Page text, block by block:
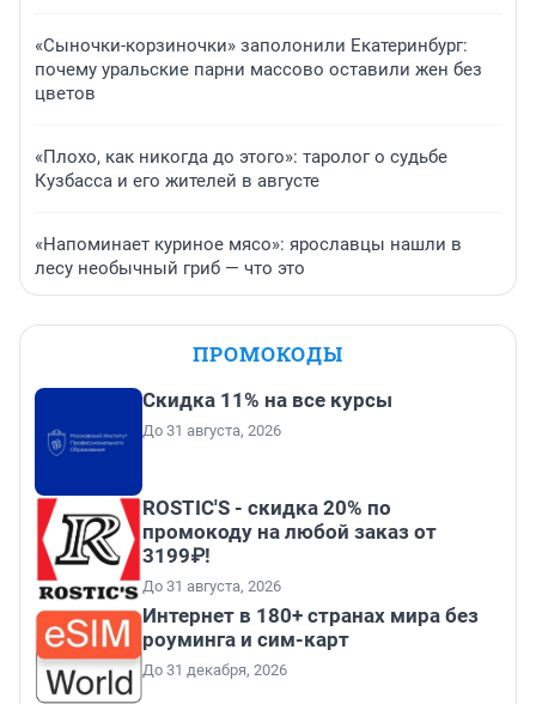
«Сыночки-корзиночки» заполонили Екатеринбург:
почему уральские парни массово оставили жен без
цветов
«Плохо, как никогда до этого»: таролог о судьбе
Кузбасса и его жителей в августе
«Напоминает куриное мясо»: ярославцы нашли в
лесу необычный гриб — что это
ПРОМОКОДЫ
Скидка 11% на все курсы
До 31 августа, 2026
ROSTIC'S - скидка 20% по
промокоду на любой заказ от
3199₽!
До 31 августа, 2026
Интернет в 180+ странах мира без
роуминга и сим-карт
До 31 декабря, 2026